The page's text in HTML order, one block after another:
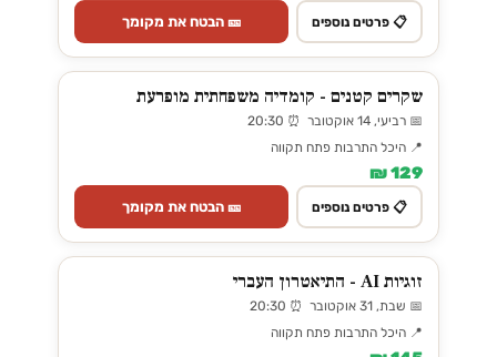
📋 פרטים נוספים 🎫 הבטח את מקומך
שקרים קטנים - קומדיה משפחתית מופרעת
📅 רביעי, 14 אוקטובר ⏰ 20:30
📍 היכל התרבות פתח תקווה
129 ₪
📋 פרטים נוספים 🎫 הבטח את מקומך
זוגיות AI - התיאטרון העברי
📅 שבת, 31 אוקטובר ⏰ 20:30
📍 היכל התרבות פתח תקווה